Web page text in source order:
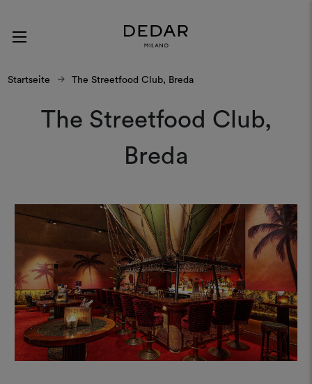
Startseite The Streetfood Club, Breda
The Streetfood Club,
Breda